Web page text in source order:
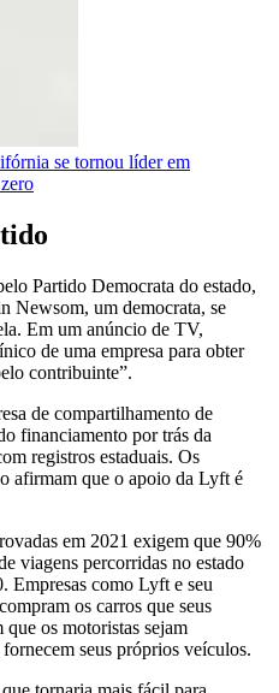
se tornou líder em
Partido Democrata do estado,
Newsom, um democrata, se
Em um anúncio de TV,
de uma empresa para obter
contribuinte”.
de compartilhamento de
financiamento por trás da
registros estaduais. Os
afirmam que o apoio da Lyft é
em 2021 exigem que 90%
viagens percorridas no estado
Empresas como Lyft e seu
os carros que seus
os motoristas sejam
seus próprios veículos.